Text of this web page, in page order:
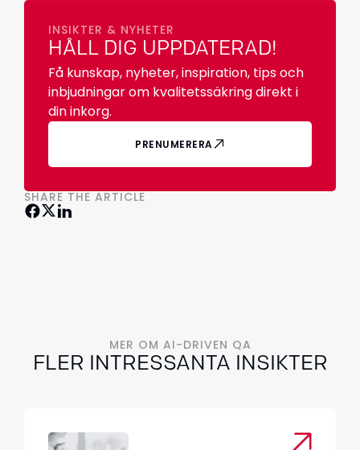
INSIKTER & NYHETER
HÅLL DIG UPPDATERAD!
Få kunskap, nyheter, inspiration, tips och
inbjudningar om kvalitetssäkring direkt i
din inkorg.
PRENUMERERA
SHARE THE ARTICLE
MER OM AI-DRIVEN QA
FLER INTRESSANTA INSIKTER